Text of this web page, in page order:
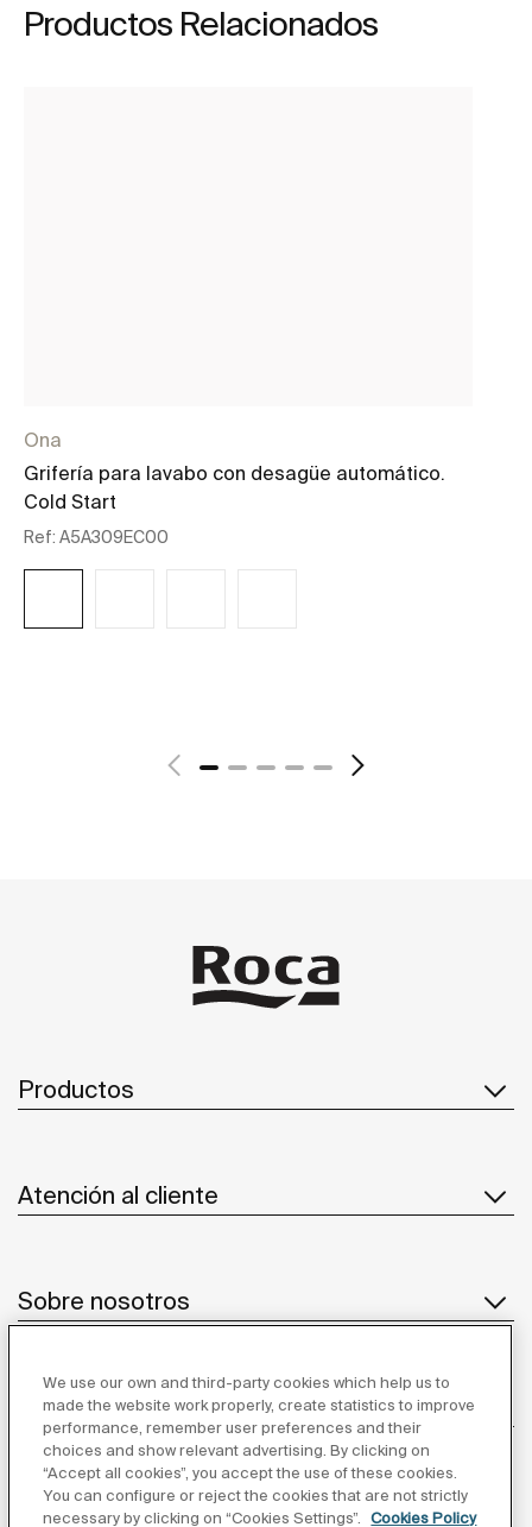
Productos Relacionados
Ona
Grifería para lavabo con desagüe automático.
Cold Start
Ref: A5A309EC00
Productos
Atención al cliente
Sobre nosotros
Inspiración
Síguenos
We use our own and third-party cookies which help us to
made the website work properly, create statistics to improve
performance, remember user preferences and their
choices and show relevant advertising. By clicking on
“Accept all cookies”, you accept the use of these cookies.
You can configure or reject the cookies that are not strictly
necessary by clicking on “Cookies Settings”.
Cookies Policy